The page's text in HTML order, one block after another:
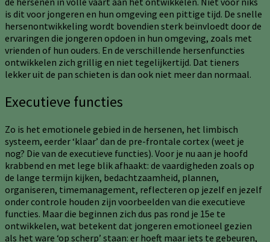
is dit voor jongeren en hun omgeving een pittige tijd. De snelle
hersenontwikkeling wordt bovendien sterk beïnvloedt door de
ervaringen die jongeren opdoen in hun omgeving, zoals met
vrienden of hun ouders. En de verschillende hersenfuncties
ontwikkelen zich grillig en niet tegelijkertijd. Dat tieners
lekker uit de pan schieten is dan ook niet meer dan normaal.
Executieve functies
Zo is het emotionele gebied in de hersenen, het limbisch
systeem, eerder ‘klaar’ dan de pre-frontale cortex (weet je
nog? Die van de executieve functies). Voor je nu aan je hoofd
krabbend en met lege blik afhaakt: de vaardigheden zoals op
de lange termijn kijken, bedachtzaamheid, plannen,
organiseren, timemanagement, reflecteren op jezelf en jezelf
onder controle houden zijn voorbeelden van die executieve
functies. Maar die beginnen zich dus pas rond je 15e te
ontwikkelen, wat betekent dat jongeren emotioneel gezien
als het ware ‘op scherp’ staan: er hoeft maar iets te gebeuren,